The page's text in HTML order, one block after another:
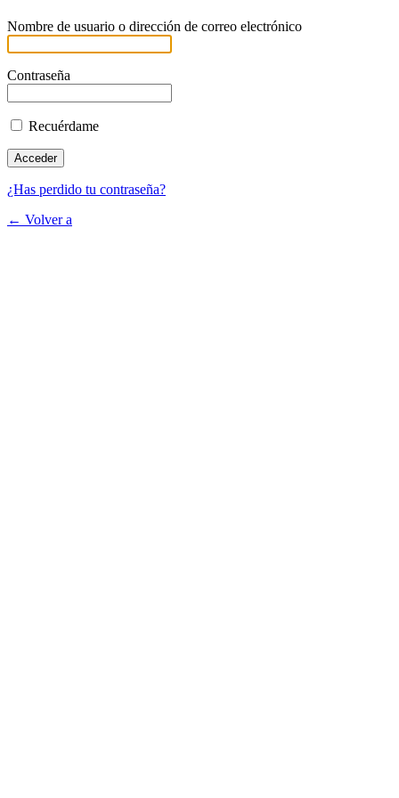
Nombre de usuario o dirección de correo electrónico
Contraseña
Recuérdame
¿Has perdido tu contraseña?
← Volver a